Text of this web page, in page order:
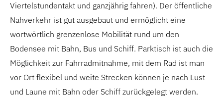
Viertelstundentakt und ganzjährig fahren). Der öffentliche
Nahverkehr ist gut ausgebaut und ermöglicht eine
wortwörtlich grenzenlose Mobilität rund um den
Bodensee mit Bahn, Bus und Schiff. Parktisch ist auch die
Möglichkeit zur Fahrradmitnahme, mit dem Rad ist man
vor Ort flexibel und weite Strecken können je nach Lust
und Laune mit Bahn oder Schiff zurückgelegt werden.